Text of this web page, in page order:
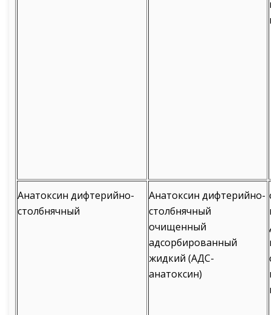
Анатоксин дифтерийно-
столбнячный
Анатоксин дифтерийно-
столбнячный
очищенный
адсорбированный
жидкий (АДС-
анатоксин)